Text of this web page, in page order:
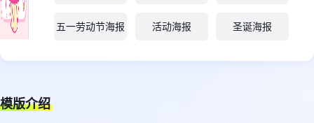
五一劳动节海报 活动海报 圣诞海报
模版介绍